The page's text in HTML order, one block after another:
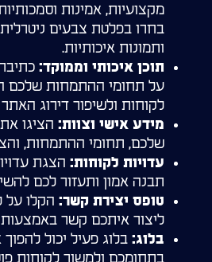
מקצועיות, אמינות
בחרו בפלטת צבעים
ותמונות איכותיות.
תוכן איכותי וממוקד:
על תחומי ההתמחות שלכם
לקוחות ולשיפור דירוג
מידע אישי וצוות: הציגו
שלכם, תחומי ההתמחות,
עדויות לקוחות: הצגת
תבנה אמון ותעזור לכם
טופס יצירת קשר: הקלו על
ליצור איתכם קשר באמצעות
בלוג: בלוג פעיל יכול
בתחומכם ולמשוך לקוחות